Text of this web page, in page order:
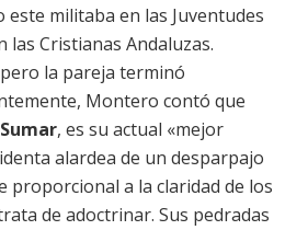
este militaba en las Juventudes
las Cristianas Andaluzas.
la pareja terminó
Montero contó que
Sumar, es su actual «mejor
alardea de un desparpajo
proporcional a la claridad de los
de adoctrinar. Sus pedradas